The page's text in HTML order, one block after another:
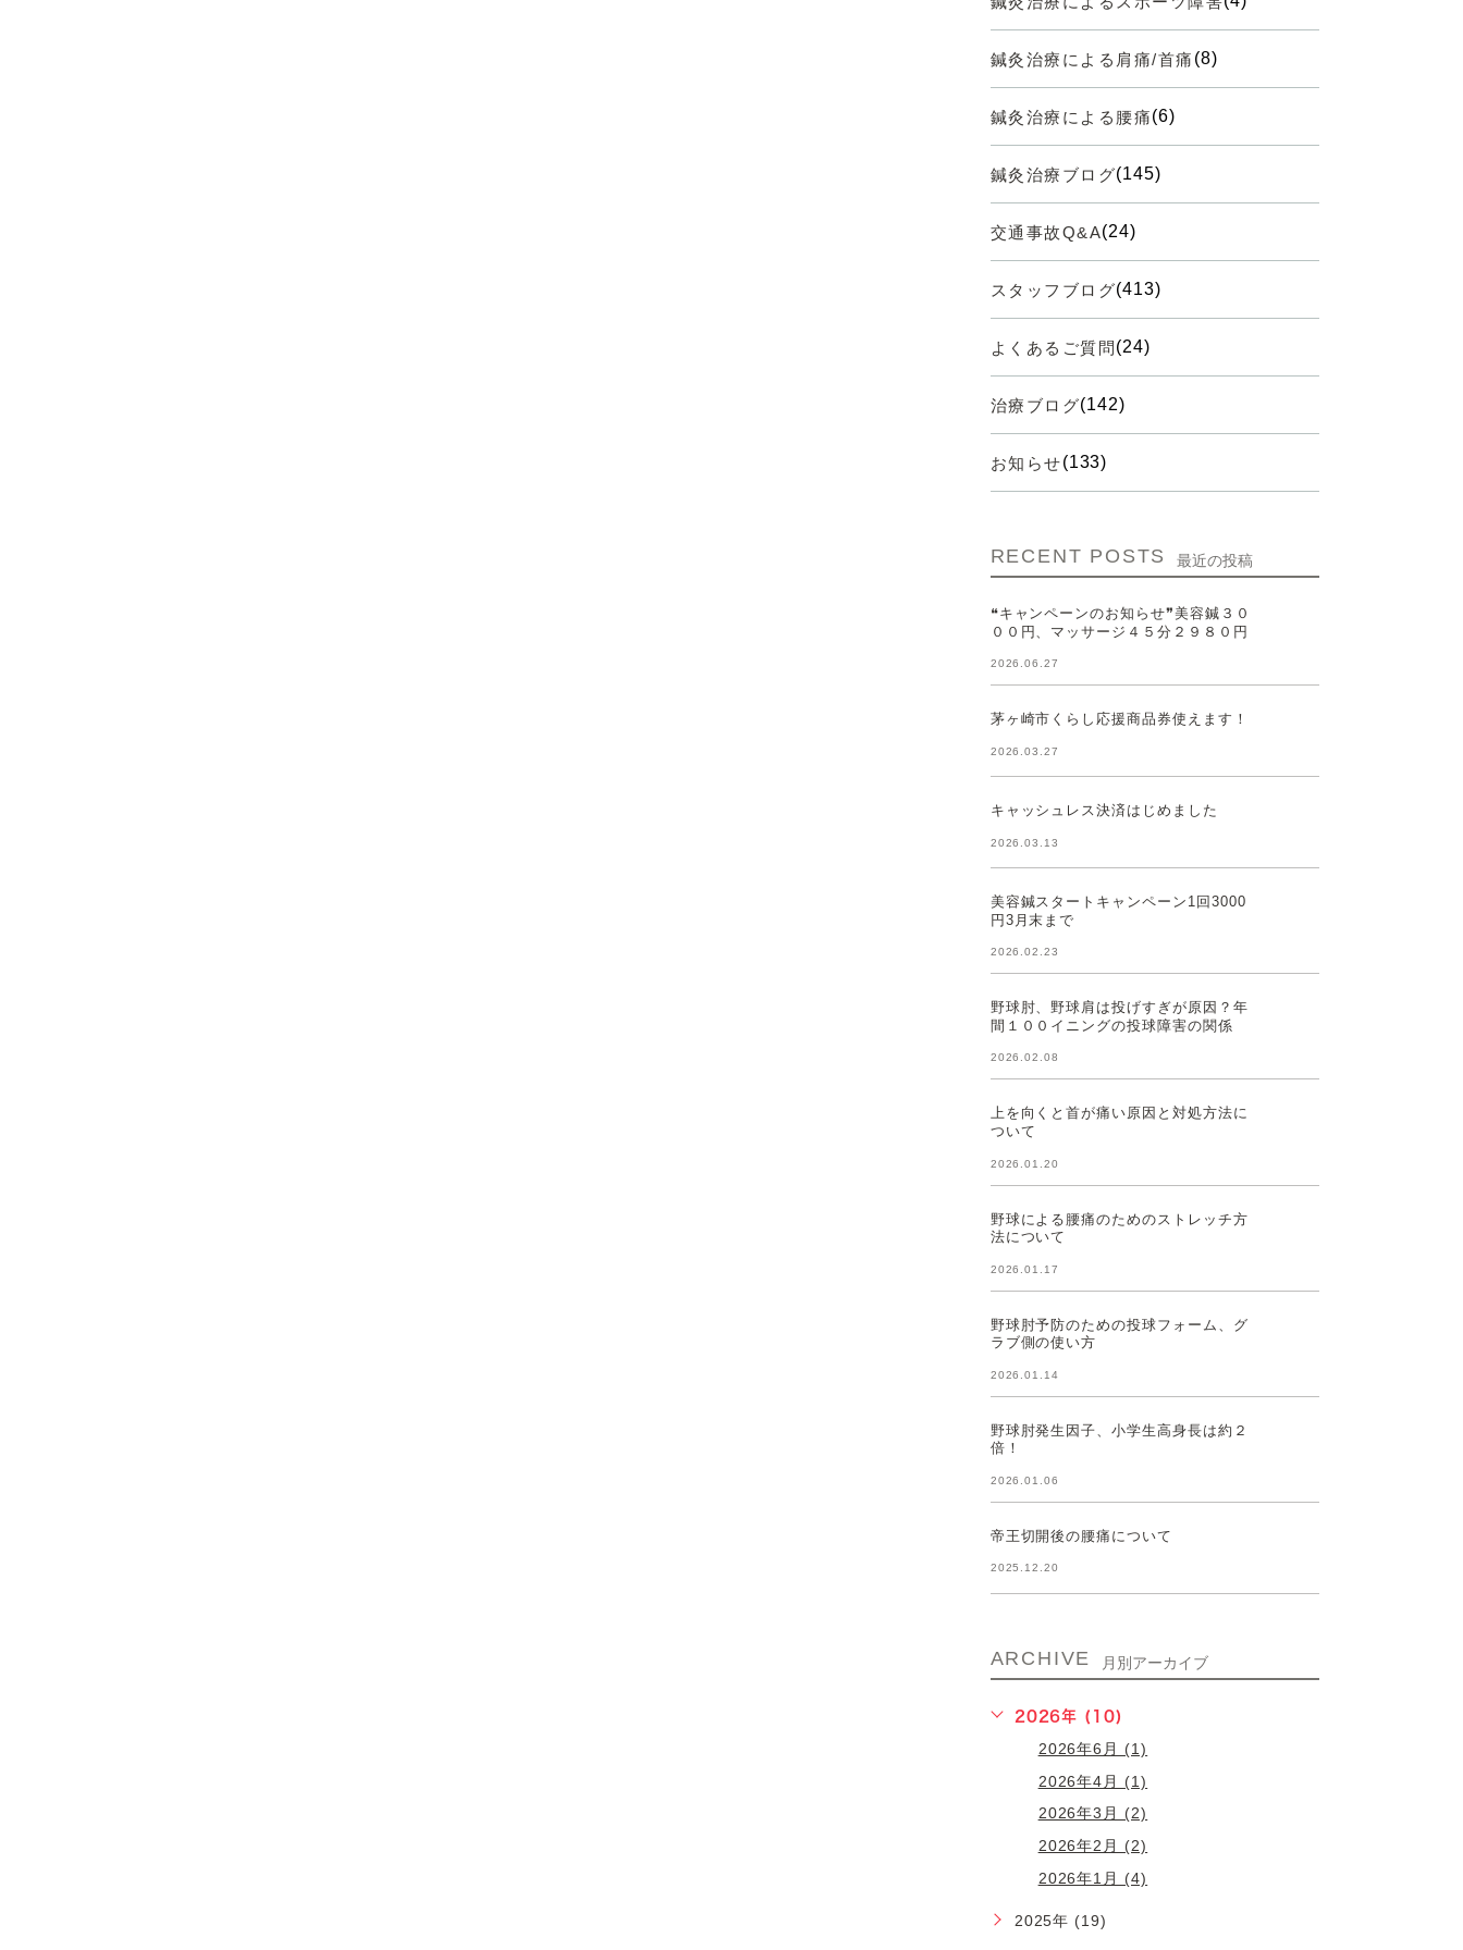
鍼灸治療による肩痛/首痛 (8)
鍼灸治療による腰痛(6)
鍼灸治療ブログ(145)
交通事故Q&A(24)
スタッフブログ(413)
よくあるご質問 (24)
治療ブログ(142)
お知らせ(133)
RECENT POSTS 最近の投稿
❝キャンペーンのお知らせ❞美容鍼３０
００円、マッサージ４５分２９８０円
2026.06.27
茅ヶ崎市くらし応援商品券使えます！
2026.03.27
キャッシュレス決済はじめました
2026.03.13
美容鍼スタートキャンペーン1回3000
円3月末まで
2026.02.23
野球肘、野球肩は投げすぎが原因？年
間１００イニングの投球障害の関係
2026.02.08
上を向くと首が痛い原因と対処方法に
ついて
2026.01.20
野球による腰痛のためのストレッチ方
法について
2026.01.17
野球肘予防のための投球フォーム、グ
ラブ側の使い方
2026.01.14
野球肘発生因子、小学生高身長は約２
倍！
2026.01.06
帝王切開後の腰痛について
2025.12.20
ARCHIVE 月別アーカイブ
2026年 (10)
2026年6月 (1)
2026年4月 (1)
2026年3月 (2)
2026年2月 (2)
2026年1月 (4)
2025年 (19)